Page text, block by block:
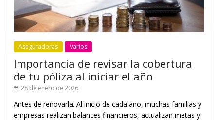
Aseguradoras Varios
Importancia de revisar la cobertura
de tu póliza al iniciar el año
28 de enero de 2026
Antes de renovarla. Al inicio de cada año, muchas familias y
empresas realizan balances financieros, actualizan metas y